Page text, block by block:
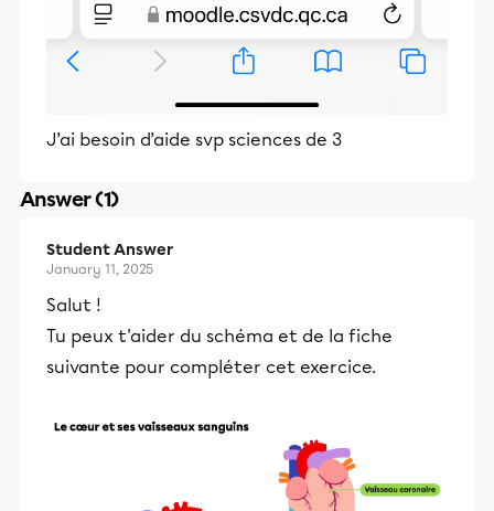
J’ai besoin d’aide svp sciences de 3
Answer (1)
Student Answer
January 11, 2025
Salut !
Tu peux t'aider du schéma et de la fiche
suivante pour compléter cet exercice.